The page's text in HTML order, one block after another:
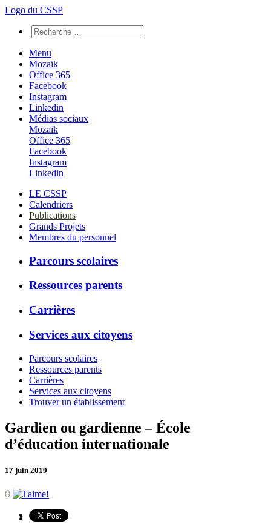
Logo du CSSP
Menu
Mozaïk
Office 365
Facebook
Instagram
Linkedin
Médias sociaux
Mozaïk
Office 365
Facebook
Instagram
Linkedin
LE CSSP
Calendriers
Publications
Grands Projets
Membres du personnel
Parcours scolaires
Ressources parents
Carrières
Services aux citoyens
Parcours scolaires
Ressources parents
Carrières
Services aux citoyens
Trouver un établissement
Gardien ou gardienne – École
d’éducation internationale
17 juin 2019
0